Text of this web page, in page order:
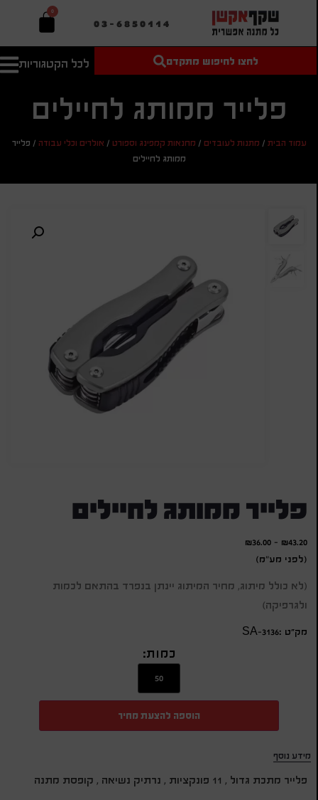
03-6850114
0
לכל הקטגוריות
טקסט חופשי
מחיר מיני'
חיפוש
אישית
לחצו לחיפוש מתקדם
פלייר ממותג לחיילים
עמוד הבית/ מתנות לעובדים/ מחנאות קמפינג וספורט/ אולרים וכלי עבודה/ פלייר
ממותג לחיילים
פלייר ממותג לחיילים
₪43.20
-
₪36.00
(לפני מע"מ)
(לא כולל מיתוג, מחיר המיתוג יינתן בנפרד בהתאם לכמות
ולגרפיקה)
מק״ט :SA-3136
כמות:
הוספה להצעת מחיר
מידע נוסף
פלייר מתכת גדול , 11 פונקציות , נרתיק נשיאה , קופסת מתנה